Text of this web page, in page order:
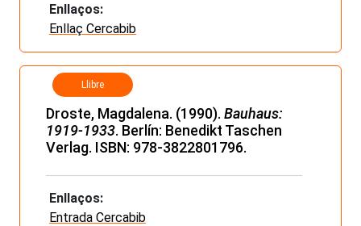
Enllaços:
Enllaç Cercabib
Llibre
Droste, Magdalena. (1990). Bauhaus:
1919-1933. Berlín: Benedikt Taschen
Verlag. ISBN: 978-3822801796.
Enllaços:
Entrada Cercabib